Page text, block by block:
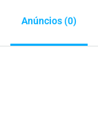
Anúncios (0)